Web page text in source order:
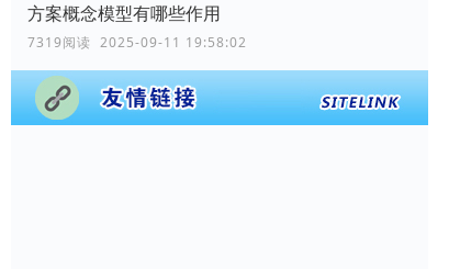
方案概念模型有哪些作用
7319阅读 2025-09-11 19:58:02